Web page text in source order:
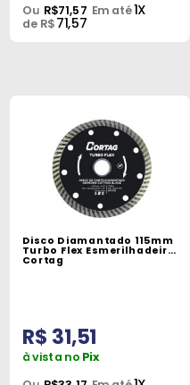
Ou R$71,57 Em até1X
de R$71,57
Disco Diamantado 115mm
Turbo Flex Esmerilhadeira
Cortag
R$ 31,51
à vista no Pix